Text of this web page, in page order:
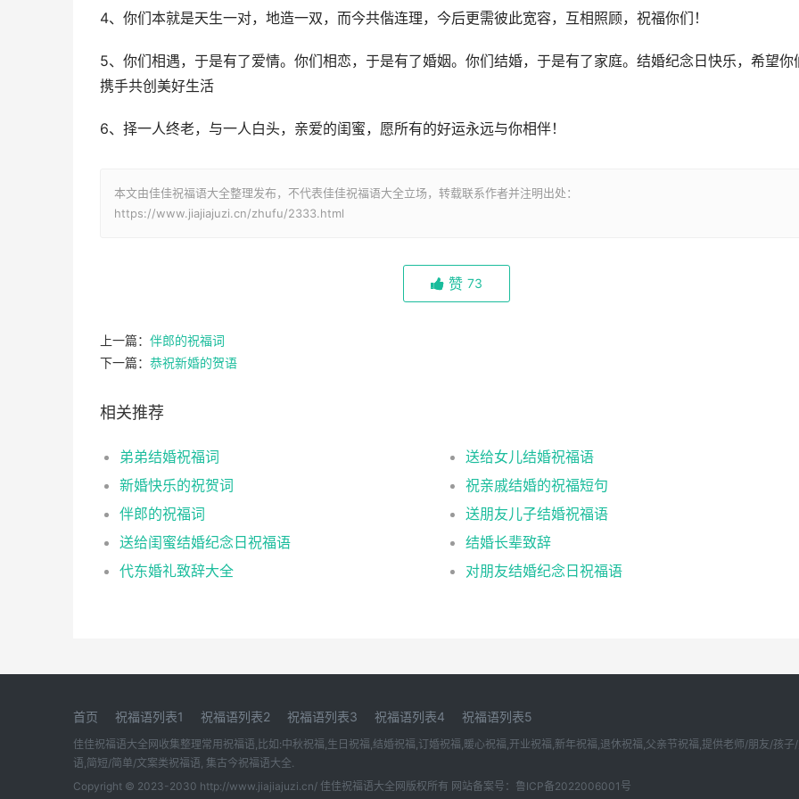
4、你们本就是天生一对，地造一双，而今共偕连理，今后更需彼此宽容，互相照顾，祝福你们！
5、你们相遇，于是有了爱情。你们相恋，于是有了婚姻。你们结婚，于是有了家庭。结婚纪念日快乐，希望你
携手共创美好生活
6、择一人终老，与一人白头，亲爱的闺蜜，愿所有的好运永远与你相伴！
本文由佳佳祝福语大全整理发布，不代表佳佳祝福语大全立场，转载联系作者并注明出处：
https://www.jiajiajuzi.cn/zhufu/2333.html
赞 73
上一篇： 伴郎的祝福词
下一篇： 恭祝新婚的贺语
相关推荐
弟弟结婚祝福词
送给女儿结婚祝福语
新婚快乐的祝贺词
祝亲戚结婚的祝福短句
伴郎的祝福词
送朋友儿子结婚祝福语
送给闺蜜结婚纪念日祝福语
结婚长辈致辞
代东婚礼致辞大全
对朋友结婚纪念日祝福语
首页 祝福语列表1 祝福语列表2 祝福语列表3 祝福语列表4 祝福语列表5
佳佳祝福语大全网收集整理常用祝福语,比如:中秋祝福,生日祝福,结婚祝福,订婚祝福,暖心祝福,开业祝福,新年祝福,退休祝福,父亲节祝福,提供老师/朋友/孩
语,简短/简单/文案类祝福语, 集古今祝福语大全.
Copyright © 2023-2030 http://www.jiajiajuzi.cn/ 佳佳祝福语大全网版权所有 网站备案号：鲁ICP备2022006001号